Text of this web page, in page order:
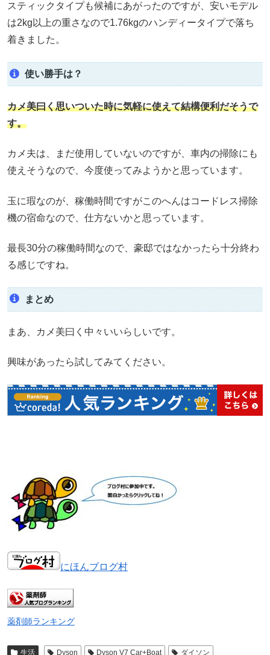
スティックタイプも候補にあがったのですが、安いモデル
は2kg以上の重さなので1.76kgのハンディータイプで落ち
着きました。
使い勝手は？
カメ美曰く思いついた時に気軽に使えて結構便利だそうで
す。
カメ夫は、まだ使用していないのですが、車内の掃除にも
使えそうなので、今度使ってみようかと思っています。
玉に瑕なのが、稼働時間ですがこのへんはコードレス掃除
機の宿命なので、仕方ないかと思っています。
最長30分の稼働時間なので、豪邸ではなかったら十分終わ
る感じですね。
まとめ
まあ、カメ美曰く中々いいらしいです。
興味があったら試してみてください。
にほんブログ村
薬剤師ランキング
生活 Dyson Dyson V7 Car+Boat ダイソン